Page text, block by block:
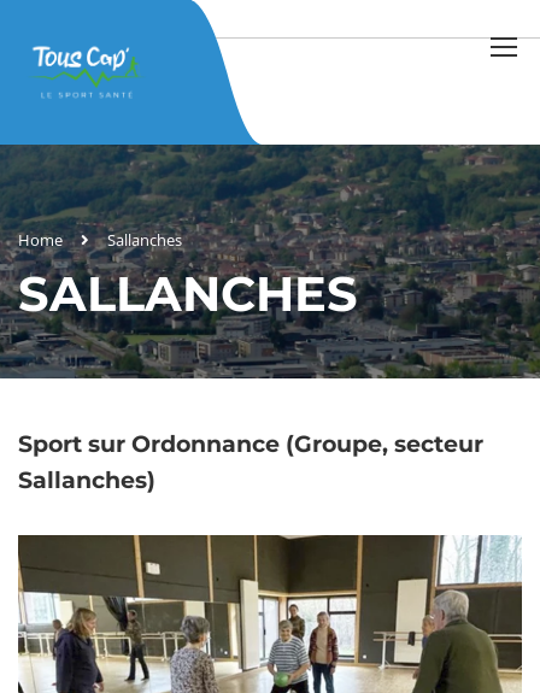
Home Sallanches
SALLANCHES
Sport sur Ordonnance (Groupe, secteur
Sallanches)